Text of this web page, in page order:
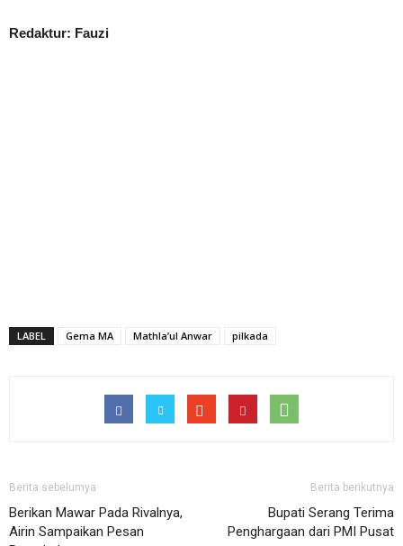
Redaktur: Fauzi
LABEL Gema MA Mathla’ul Anwar pilkada
Berita sebelumya
Berikan Mawar Pada Rivalnya,
Airin Sampaikan Pesan
Berita berikutnya
Bupati Serang Terima
Penghargaan dari PMI Pusat